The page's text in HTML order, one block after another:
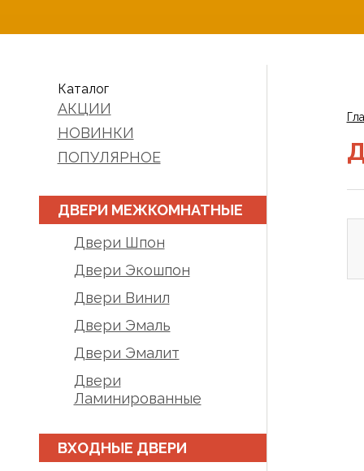
Каталог
АКЦИИ
НОВИНКИ
ПОПУЛЯРНОЕ
ДВЕРИ МЕЖКОМНАТНЫЕ
Двери Шпон
Двери Экошпон
Двери Винил
Двери Эмаль
Двери Эмалит
Двери
Ламинированные
ВХОДНЫЕ ДВЕРИ